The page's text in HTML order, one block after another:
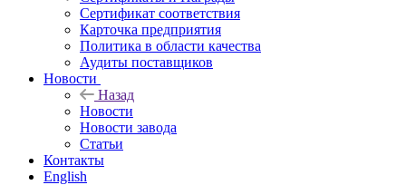
Сертификат соответствия
Карточка предприятия
Политика в области качества
Аудиты поставщиков
Новости
Назад
Новости
Новости завода
Статьи
Контакты
English